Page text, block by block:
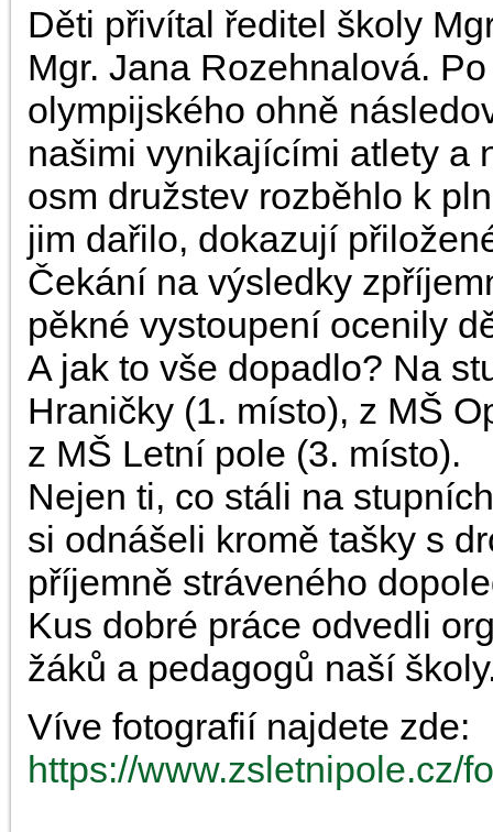
Děti přivítal ředitel školy
Mgr. Jana Rozehnalová.
olympijského ohně
našimi vynikajícími atlety a
osm družstev rozběhlo k
jim dařilo, dokazují
Čekání na výsledky
pěkné vystoupení ocenily
A jak to vše dopadlo? Na
Hraničky (1. místo), z MŠ
z MŠ Letní pole (3. místo).
Nejen ti, co stáli na
si odnášeli kromě tašky s
příjemně stráveného
Kus dobré práce odvedli
žáků a pedagogů naší
Víve fotografií najdete zde:
https://www.zsletnipole.cz/